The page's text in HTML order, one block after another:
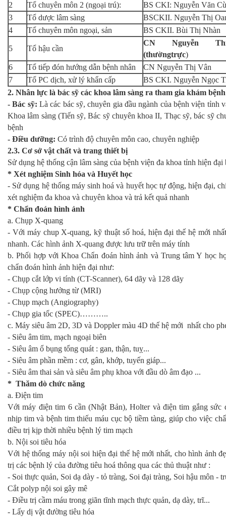
2
Tổ chuyên môn 2 (ngoại trú):
BS CKI: Nguyễn Văn
3
Tổ dược lâm sàng
BSCKII. Nguyễn Thị
4
Tổ chuyên môn ngoại, sản BS CKII. Bùi Thị Nhàn
5 Tổ hậu cần
CN Nguyễn
(thườngtrực)
6
Tổ tiếp đón hướng dẫn bệnh nhân
CN Nguyễn Thị Vân
7
Tổ PC dịch, xử lý khẩn cấp
BS CKI. Nguyễn Ngọc
2. Nhân lực là bác sỹ các khoa lâm sàng ra tham gia khám
- Bác sỹ: Là các bác sỹ, chuyên gia đầu ngành của bệnh viện tỉnh
Khoa lâm sàng (Tiến sỹ, Bác sỹ chuyên khoa II, Thạc sỹ, bác sỹ
bệnh
- Điều dưỡng: Có trình độ chuyên môn cao, chuyên nghiệp
2.3. Cơ sở vật chất và trang thiết bị
Sử dụng hệ thống cận lâm sàng của bệnh viện đa khoa tỉnh hiện đại
* Xét nghiệm Sinh hóa và Huyết học
- Sử dụng hệ thống máy sinh hoá và huyết học tự động, hiện đại,
xét nghiệm đa khoa và chuyên khoa và trả kết quả nhanh
* Chẩn đoán hình ảnh
a. Chụp X-quang
- Với máy chup X-quang, kỹ thuật số hoá, hiện đại thế hệ mới
nhanh. Các hình ảnh X-quang được lưu trữ trên máy tính
b. Phối hợp với Khoa Chẩn đoán hình ảnh và Trung tâm Y học
chẩn đoán hình ảnh hiện đại như:
- Chụp cắt lớp vi tính (CT-Scanner), 64 dãy và 128 dãy
- Chụp cộng hưởng từ (MRI)
- Chụp mạch (Angiography)
- Chụp gia tốc (SPEC)………..
c. Máy siêu âm 2D, 3D và Doppler màu 4D thế hệ mới nhất cho
- Siêu âm tim, mạch ngoại biên
- Siêu âm ổ bụng tổng quát : gan, thận, tuỵ...
- Siêu âm phần mềm : cơ, gân, khớp, tuyến giáp...
- Siêu âm thai sản và siêu âm phụ khoa với đầu dò âm đạo ...
* Thăm dò chức năng
a. Điện tim
Với máy điện tim 6 cần (Nhật Bản), Holter và điện tim gắng sức
nhịp tim và bệnh tim thiếu máu cục bộ tiềm tàng, giúp cho việc
điều trị kịp thời nhiều bệnh lý tim mạch
b. Nội soi tiêu hóa
Với hệ thống máy nội soi hiện đại thế hệ mới nhất, cho hình ảnh
trị các bệnh lý của đường tiêu hoá thông qua các thủ thuật như :
- Soi thực quản, Soi dạ dày - tỏ tràng, Soi đại tràng, Soi hậu môn -
Cắt polyp nội soi gây mê
- Điều trị cầm máu trong giãn tĩnh mạch thực quản, dạ dày, trĩ...
- Lấy dị vật đường tiêu hóa